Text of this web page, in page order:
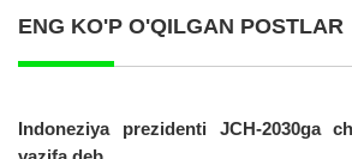
ENG KO'P O'QILGAN POSTLAR
Indoneziya prezidenti JCH-2030ga